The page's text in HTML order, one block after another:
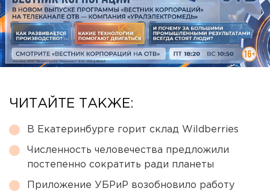
ЧИТАЙТЕ ТАКЖЕ:
В Екатеринбурге горит склад Wildberries
Численность человечества предложили
постепенно сократить ради планеты
Приложение УБРиР возобновило работу